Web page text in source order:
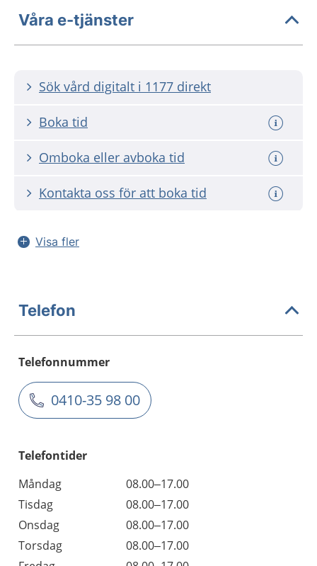
Våra e-tjänster
Sök vård digitalt i 1177 direkt
Boka tid
Omboka eller avboka tid
Kontakta oss för att boka tid
Visa fler
Telefon
Telefonnummer
0410-35 98 00
Telefontider
Måndag
08.00–17.00
Tisdag
08.00–17.00
Onsdag
08.00–17.00
Torsdag
08.00–17.00